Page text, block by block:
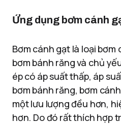
Ứng dụng bơm cánh
Bơm cánh gạt là loại
bơm bánh răng và chủ
ép có áp suất thấp, áp
bơm bánh răng, bơm
một lưu lượng đều hơn,
hơn. Do đó rất thích hợp